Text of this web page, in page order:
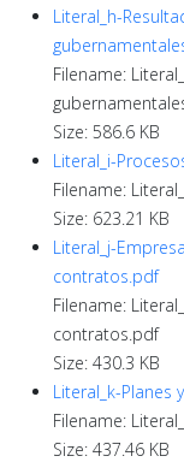
Literal_h-
Filename:
Size: 586.6 KB
Literal_i-
Filename:
Size: 623.21 KB
Literal_j-
contratos.pdf
Filename:
contratos.pdf
Size: 430.3 KB
Literal_k-Planes
Filename:
Size: 437.46 KB